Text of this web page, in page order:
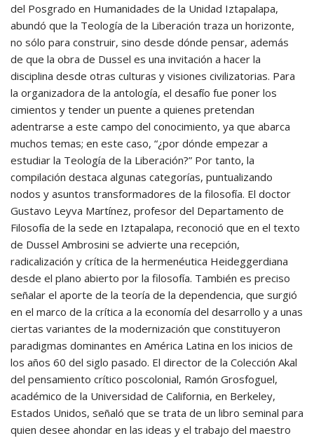
del Posgrado en Humanidades de la Unidad Iztapalapa,
abundó que la Teología de la Liberación traza un horizonte,
no sólo para construir, sino desde dónde pensar, además
de que la obra de Dussel es una invitación a hacer la
disciplina desde otras culturas y visiones civilizatorias. Para
la organizadora de la antología, el desafío fue poner los
cimientos y tender un puente a quienes pretendan
adentrarse a este campo del conocimiento, ya que abarca
muchos temas; en este caso, “¿por dónde empezar a
estudiar la Teología de la Liberación?” Por tanto, la
compilación destaca algunas categorías, puntualizando
nodos y asuntos transformadores de la filosofía. El doctor
Gustavo Leyva Martínez, profesor del Departamento de
Filosofía de la sede en Iztapalapa, reconoció que en el texto
de Dussel Ambrosini se advierte una recepción,
radicalización y crítica de la hermenéutica Heideggerdiana
desde el plano abierto por la filosofía. También es preciso
señalar el aporte de la teoría de la dependencia, que surgió
en el marco de la crítica a la economía del desarrollo y a unas
ciertas variantes de la modernización que constituyeron
paradigmas dominantes en América Latina en los inicios de
los años 60 del siglo pasado. El director de la Colección Akal
del pensamiento crítico poscolonial, Ramón Grosfoguel,
académico de la Universidad de California, en Berkeley,
Estados Unidos, señaló que se trata de un libro seminal para
quien desee ahondar en las ideas y el trabajo del maestro